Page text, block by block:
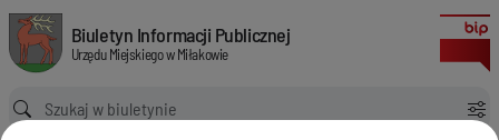
Obwieszczenie w sprawie wydania decyzji o lokalizacji inwestycji celu
Biuletyn Informacji Publicznej Urzędu Miejskiego w Miłakowie
Biuletyn Informacji Publicznej
Urzędu Miejskiego w Miłakowie